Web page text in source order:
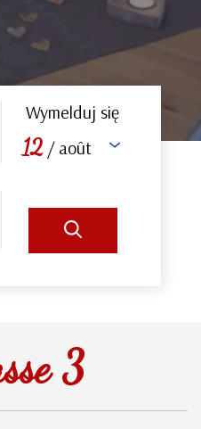
Wymelduj się
12 / août
3